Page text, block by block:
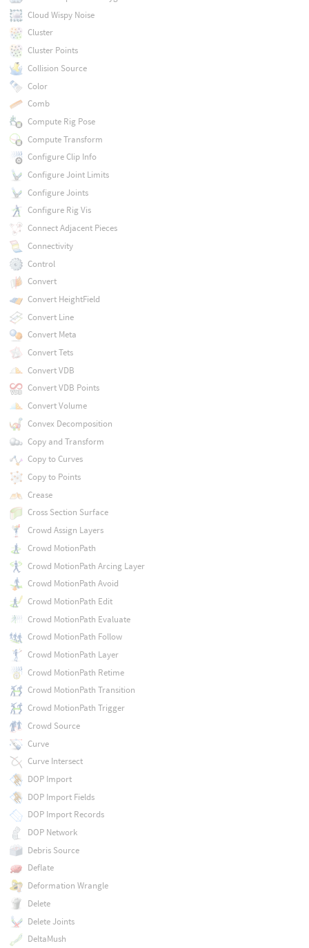
Cloud Wispy Noise
Cluster
Cluster Points
Collision Source
Color
Comb
Compute Rig Pose
Compute Transform
Configure Clip Info
Configure Joint Limits
Configure Joints
Configure Rig Vis
Connect Adjacent Pieces
Connectivity
Control
Convert
Convert HeightField
Convert Line
Convert Meta
Convert Tets
Convert VDB
Convert VDB Points
Convert Volume
Convex Decomposition
Copy and Transform
Copy to Curves
Copy to Points
Crease
Cross Section Surface
Crowd Assign Layers
Crowd MotionPath
Crowd MotionPath Arcing Layer
Crowd MotionPath Avoid
Crowd MotionPath Edit
Crowd MotionPath Evaluate
Crowd MotionPath Follow
Crowd MotionPath Layer
Crowd MotionPath Retime
Crowd MotionPath Transition
Crowd MotionPath Trigger
Crowd Source
Curve
Curve Intersect
DOP Import
DOP Import Fields
DOP Import Records
DOP Network
Debris Source
Deflate
Deformation Wrangle
Delete
Delete Joints
DeltaMush